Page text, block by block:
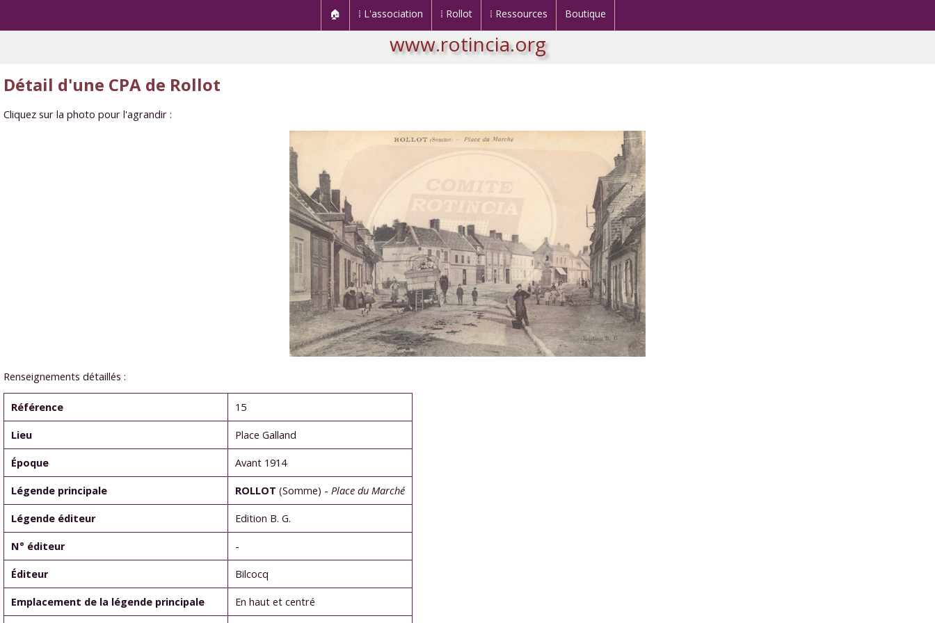
🏠 ⁞ L'association ⁞ Rollot ⁞ Ressources Boutique
www.rotincia.org
Détail d'une CPA de Rollot
Cliquez sur la photo pour l'agrandir :
Renseignements détaillés :
Référence 15
Lieu Place Galland
Époque Avant 1914
Légende principale ROLLOT (Somme) - Place du Marché
Légende éditeur Edition B. G.
N° éditeur -
Éditeur Bilcocq
Emplacement de la légende principale En haut et centré